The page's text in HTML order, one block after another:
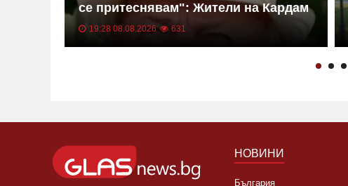
се притеснявам": Жители на Кардам
проговориха след инцидента
19:28 08.08.2026 631
НОВИНИ
България